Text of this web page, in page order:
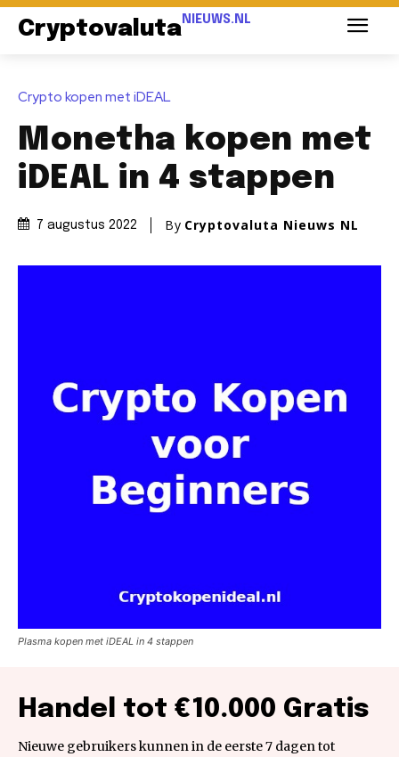
Cryptovaluta NIEUWS.NL
Crypto kopen met iDEAL
Monetha kopen met
iDEAL in 4 stappen
7 augustus 2022 By Cryptovaluta Nieuws NL
Plasma kopen met iDEAL in 4 stappen
Handel tot €10.000 Gratis
Nieuwe gebruikers kunnen in de eerste 7 dagen tot